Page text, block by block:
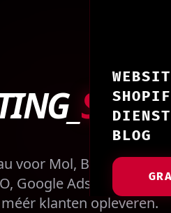
BLOG
SEO
voor Mol, Balen en de
Google Ads en social
klanten opleveren.